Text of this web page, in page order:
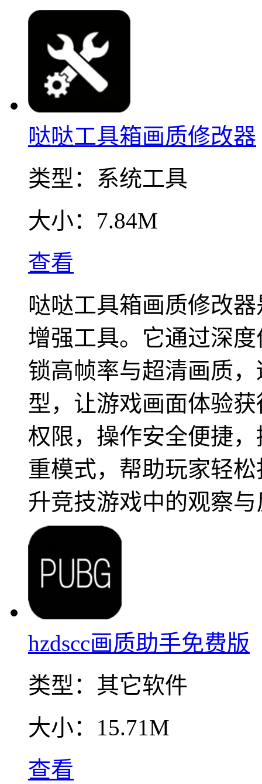
哒哒工具箱画质修改器
类型： 系统工具
大小： 7.84M
查看
哒哒工具箱画质修改
增强工具。它通过深
锁高帧率与超清画质
型，让游戏画面体验
权限，操作安全便捷
重模式，帮助玩家轻
升竞技游戏中的观察
hzdscc画质助手免费版
类型： 其它软件
大小： 15.71M
查看